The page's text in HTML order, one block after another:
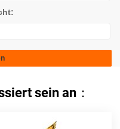
sein an：